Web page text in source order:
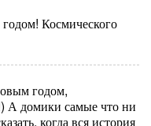
Космического
годом,
А домики самые что ни
когда вся история